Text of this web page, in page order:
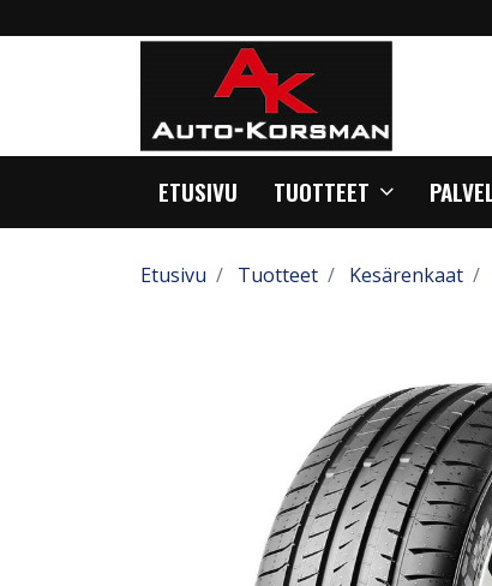
ETUSIVU TUOTTEET
Etusivu Tuotteet Kesärenkaat